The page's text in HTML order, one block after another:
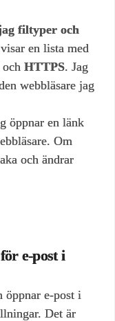
filtyper och
en lista med
och HTTPS. Jag
webbläsare jag
öppnar en länk
Om
och ändrar
e‑post i
e‑post i
Det är